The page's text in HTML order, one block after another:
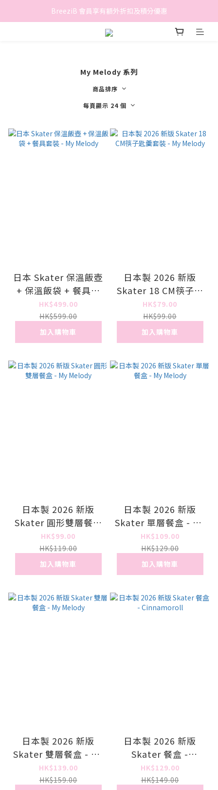
香港地區滿$500免費送貨 (離島區及偏遠地區除外)
BreeziB 會員享有額外折扣及積分優惠
香港地區滿$500免費送貨 (離島區及偏遠地區除外)
My Melody 系列
商品排序
每頁顯示 24 個
日本 Skater 保溫飯壺
+ 保溫飯袋 + 餐具套
裝 - My Melody
HK$499.00
HK$599.00
加入購物車
日本製 2026 新版
Skater 18 CM筷子匙
羹套裝 - My Melody
HK$79.00
HK$99.00
加入購物車
日本製 2026 新版
Skater 圓形雙層餐盒
- My Melody
HK$99.00
HK$119.00
加入購物車
日本製 2026 新版
Skater 單層餐盒 - My
Melody
HK$109.00
HK$129.00
加入購物車
日本製 2026 新版
Skater 雙層餐盒 - My
Melody
HK$139.00
HK$159.00
日本製 2026 新版
Skater 餐盒 -
Cinnamoroll
HK$129.00
HK$149.00